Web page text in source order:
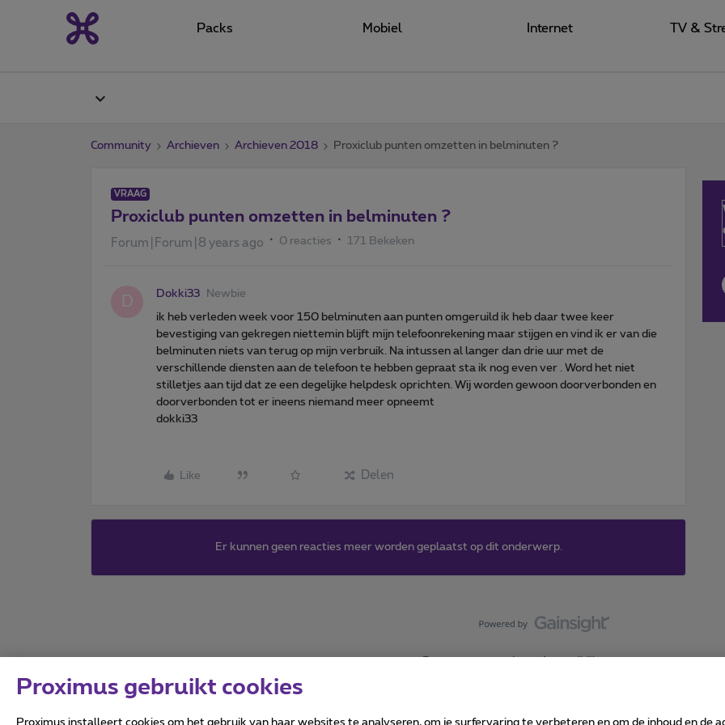
Packs Mobiel Internet TV &
Community Archieven Archieven 2018 Proxiclub punten omzetten in belminuten ?
VRAAG
Proxiclub punten omzetten in belminuten ?
Forum|Forum|8 years ago 0 reacties 171 Bekeken
D Dokki33 Newbie
ik heb verleden week voor 150 belminuten aan punten omgeruild ik heb daar twee keer
bevestiging van gekregen niettemin blijft mijn telefoonrekening maar stijgen en vind ik er van die
belminuten niets van terug op mijn verbruik. Na intussen al langer dan drie uur met de
verschillende diensten aan de telefoon te hebben gepraat sta ik nog even ver . Word het niet
stilletjes aan tijd dat ze een degelijke helpdesk oprichten. Wij worden gewoon doorverbonden en
doorverbonden tot er ineens niemand meer opneemt
dokki33
Like Delen
Er kunnen geen reacties meer worden geplaatst op dit onderwerp.
Forumvoorwaarden Accessibility statement
Proximus gebruikt cookies
Proximus installeert cookies om het gebruik van haar websites te analyseren, om je surfervaring te verbeteren en om de inhoud en